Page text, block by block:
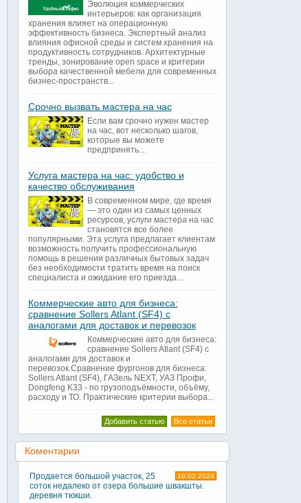
Эволюция коммерческих
интерьеров: как организация
хранения влияет на операционную
эффективность бизнеса. Экспертный анализ
влияния офисной среды и систем хранения на
продуктивность сотрудников. Архитектурные
тренды, зонирование open space и критерии
выбора качественной мебели для современных
бизнес-пространств...
Срочно вызвать мастера на час
Если вам срочно нужен мастер
на час, вот несколько шагов,
которые вы можете
предпринять...
Услуга мастера на час: удобство и
качество обслуживания
В современном мире, где время
— это один из самых ценных
ресурсов, услуги мастера на час
становятся все более
популярными. Эта услуга предлагает клиентам
возможность получить профессиональную
помощь в решении различных бытовых задач
без необходимости тратить время на поиск
специалиста и ожидание его приезда...
Коммерческие авто для бизнеса:
сравнение Sollers Atlant (SF4) с
аналогами для доставок и перевозок
Коммерческие авто для бизнеса:
сравнение Sollers Atlant (SF4) с
аналогами для доставок и
перевозок.Сравнение фургонов для бизнеса:
Sollers Atlant (SF4), ГАЗель NEXT, УАЗ Профи,
Dongfeng K33 - по грузоподъёмности, объёму,
расходу и ТО. Практические критерии выбора...
Все статьи
Добавить статью
Коментарии
16.02.2024
Продается большой участок, 25
соток недалеко от озера большие швакшты.
деревня тюкши.